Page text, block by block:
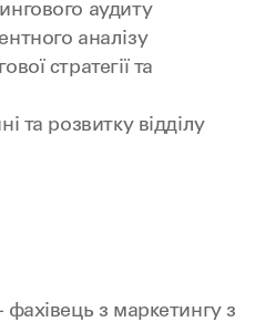
аудиту
аналізу
стратегії та
та розвитку відділу
з маркетингу з